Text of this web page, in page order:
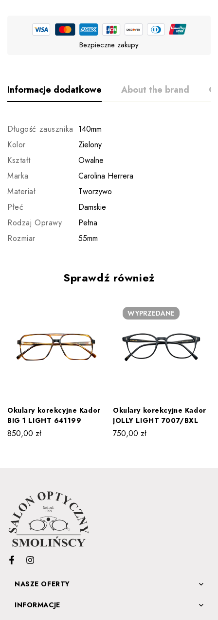
Bezpieczne zakupy
Informacje dodatkowe About the brand
Długość zausznika 140mm
Kolor
Zielony
Kształt
Owalne
Marka
Carolina Herrera
Materiał
Tworzywo
Płeć
Damskie
Rodzaj Oprawy
Pełna
Rozmiar
55mm
Sprawdź również
Okulary korekcyjne Kador
BIG 1 LIGHT 641199
850,00 zł
WYPRZEDANE
Okulary korekcyjne Kador
JOLLY LIGHT 7007/BXL
750,00 zł
NASZE OFERTY
INFORMACJE